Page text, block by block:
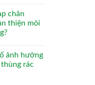
chân
thiện môi
ảnh hưởng
rác